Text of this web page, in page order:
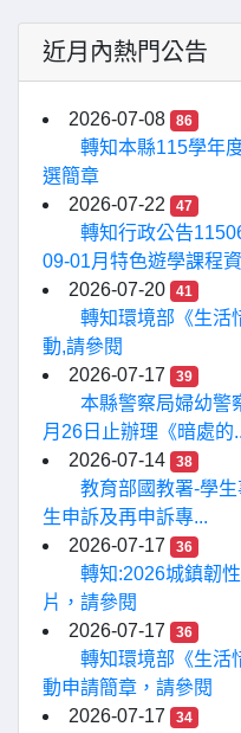
近月內熱門公告
2026-07-08 86
轉知本縣115學年
選簡章
2026-07-22
47
轉知行政公告
09-01月特色遊學課程
2026-07-20
41
轉知環境部《生活
動,請參閱
2026-07-17
39
本縣警察局婦幼警
月26日止辦理《暗處的
2026-07-14
38
教育部國教署-學
生申訴及再申訴專...
2026-07-17
36
轉知:2026城鎮韌
片，請參閱
2026-07-17
36
轉知環境部《生活
動申請簡章，請參閱
2026-07-17
34